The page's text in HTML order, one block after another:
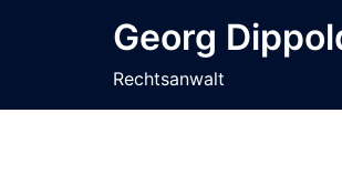
Georg
Rechtsanwalt